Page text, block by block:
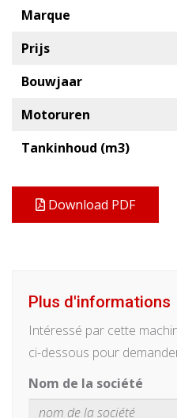
Marque
Prijs
Bouwjaar
Motoruren
Tankinhoud (m3)
Download PDF
Plus d'informations
Intéressé par cette
ci-dessous pour
Nom de la société